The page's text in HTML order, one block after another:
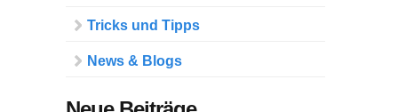
Tricks und Tipps
News & Blogs